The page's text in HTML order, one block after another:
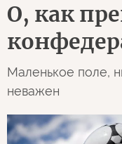
О, как
Маленькое поле,
неважен